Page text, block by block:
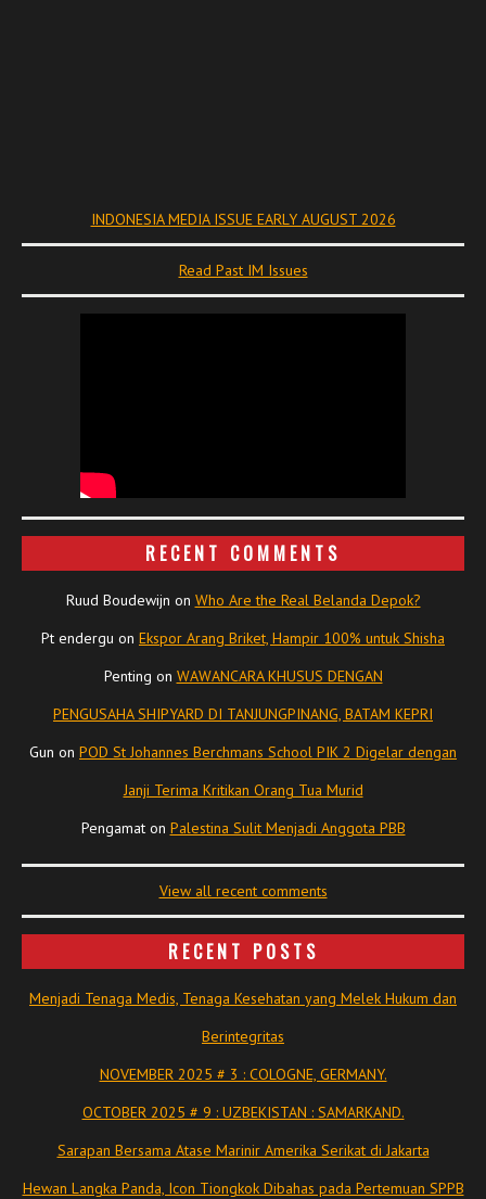
INDONESIA MEDIA ISSUE EARLY AUGUST 2026
Read Past IM Issues
RECENT COMMENTS
Ruud Boudewijn on Who Are the Real Belanda Depok?
Pt endergu on Ekspor Arang Briket, Hampir 100% untuk Shisha
Penting on WAWANCARA KHUSUS DENGAN
PENGUSAHA SHIPYARD DI TANJUNGPINANG, BATAM KEPRI
Gun on POD St Johannes Berchmans School PIK 2 Digelar dengan
Janji Terima Kritikan Orang Tua Murid
Pengamaton Palestina Sulit Menjadi Anggota PBB
View all recent comments
RECENT POSTS
Menjadi Tenaga Medis, Tenaga Kesehatan yang Melek Hukum dan
Berintegritas
NOVEMBER 2025 # 3 : COLOGNE, GERMANY.
OCTOBER 2025 # 9 : UZBEKISTAN : SAMARKAND.
Sarapan Bersama Atase Marinir Amerika Serikat di Jakarta
Hewan Langka Panda, Icon Tiongkok Dibahas pada Pertemuan SPPB